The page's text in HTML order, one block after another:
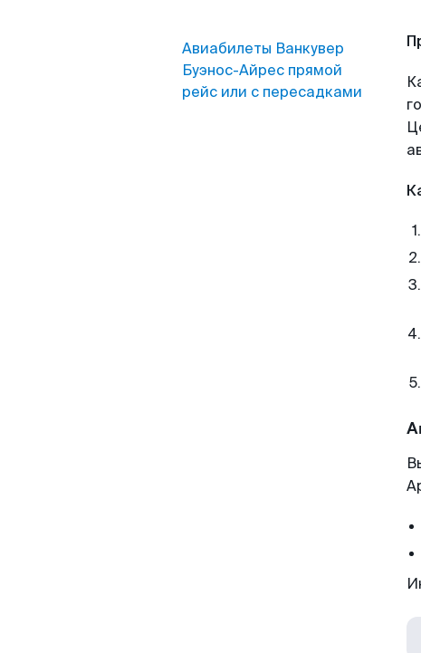
Авиабилеты Ванкувер
Буэнос-Айрес прямой
рейс или с пересадками